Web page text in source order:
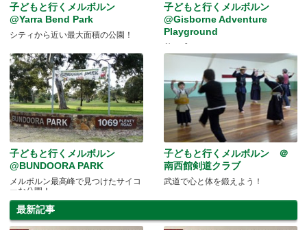
子どもと行くメルボルン
@Yarra Bend Park
シティから近い最大面積の公園！
子どもと行くメルボルン
@Gisborne Adventure
Playground
子どもと行くメルボルン
@BUNDOORA PARK
メルボルン最高峰で見つけたサイコ
ーな公園！
子どもと行くメルボルン ＠
南西館剣道クラブ
武道で心と体を鍛えよう！
最新記事